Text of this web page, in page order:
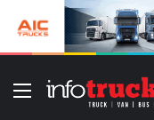
Meniu